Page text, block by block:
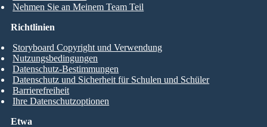
Nehmen Sie an Meinem Team Teil
Etwa
Richtlinien
Storyboard Copyright und Verwendung
Nutzungsbedingungen
Datenschutz-Bestimmungen
Datenschutz und Sicherheit für Schulen und Schüler
Barrierefreiheit
Ihre Datenschutzoptionen